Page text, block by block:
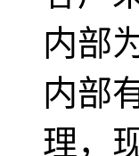
内部
内部
理，